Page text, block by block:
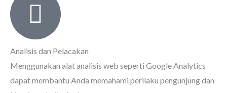
Analisis dan Pelacakan
Menggunakan alat analisis web seperti Google Analytics
dapat membantu Anda memahami perilaku pengunjung dan